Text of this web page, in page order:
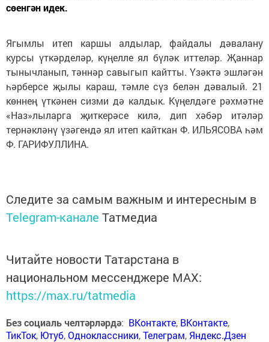
сөенгән идек.
Ягымлы итеп каршы алдылар, файдалы дәвалану
курсы үткәрделәр, күңелле ял бүләк иттеләр. Җаннар
тынычланып, тәннәр савыгып кайтты. Үзәктә эшләгән
һәрберсе җылы караш, тәмле сүз белән дәвалый. 21
көннең үткәнен сизми дә калдык. Күңелдәге рәхмәтне
«Наз»лыларга җиткерәсе килә, дип хәбәр итәләр
тернәкләнү үзәгендә ял итеп кайткан Ф. ИЛЬЯСОВА һәм
Ф. ГАРИФУЛЛИНА.
Следите за самым важным и интересным в
Telegram-канале Татмедиа
Читайте новости Татарстана в
национальном мессенджере MАХ:
https://max.ru/tatmedia
Без социаль челтәрләрдә: ВКонтакте, ВКонтакте,
ТикТок, Ютуб,Одноклассники,Телеграм, Яндекс.Дзен